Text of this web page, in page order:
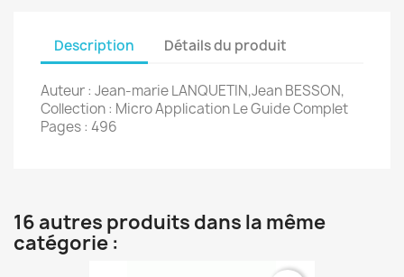
Description Détails du produit
Auteur : Jean-marie LANQUETIN,Jean BESSON,
Collection : Micro Application Le Guide Complet
Pages : 496
16 autres produits dans la même
catégorie :